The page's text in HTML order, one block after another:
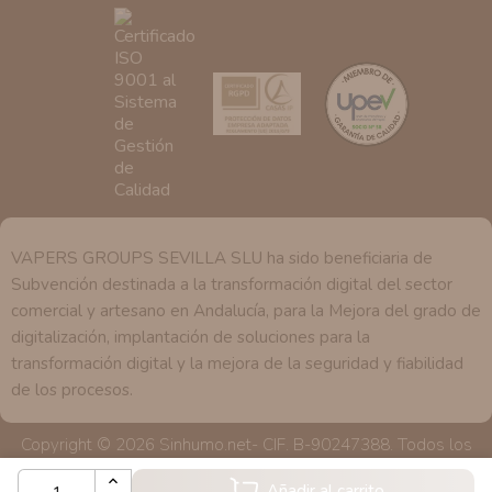
se explica en la información adicional disponible en
nuestra página web.
VAPERS GROUPS SEVILLA SLU ha sido beneficiaria de
Subvención destinada a la transformación digital del sector
comercial y artesano en Andalucía, para la Mejora del grado de
digitalización, implantación de soluciones para la
transformación digital y la mejora de la seguridad y fiabilidad
de los procesos.
Copyright © 2026 Sinhumo.net- CIF. B-90247388. Todos los
derechos reservados